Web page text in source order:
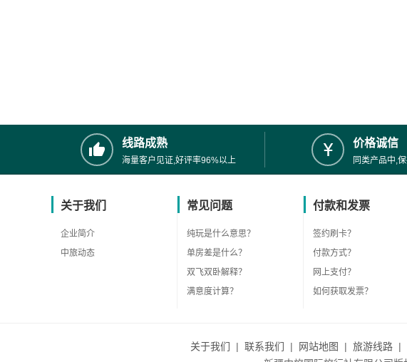
线路成熟
海量客户见证,好评率96%以上
价格诚信
同类产品中,
关于我们
企业简介
中旅动态
常见问题
纯玩是什么意思？
单房差是什么？
双飞双卧解释？
满意度计算？
付款和发票
签约刷卡？
付款方式？
网上支付？
如何获取发票？
关于我们 | 联系我们 | 网站地图 | 旅游线路 |